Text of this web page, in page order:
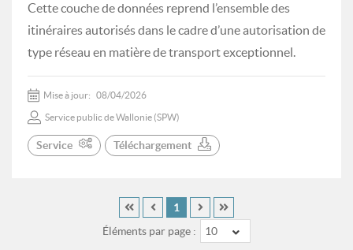
Cette couche de données reprend l’ensemble des
itinéraires autorisés dans le cadre d’une autorisation de
type réseau en matière de transport exceptionnel.
Mise à jour: 08/04/2026
Service public de Wallonie (SPW)
Service Téléchargement
Éléments par page : 10
1